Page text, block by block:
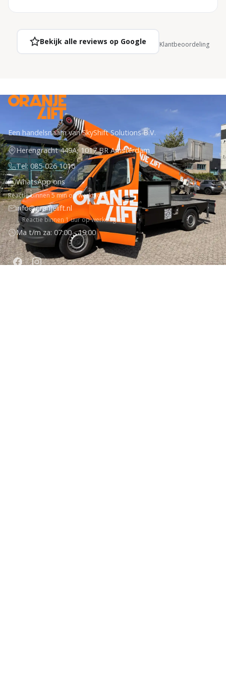
Bekijk alle reviews op Google Klantbeoordeling
Een handelsnaam van SkyShift Solutions B.V.
Herengracht 449A, 1017 BR Amsterdam
Tel: 085-026 1016
WhatsApp ons
Reactie binnen 5 min op werktijden
info@oranjelift.nl
Reactie binnen 1 uur op werkdagen
Ma t/m za: 07:00 - 19:00